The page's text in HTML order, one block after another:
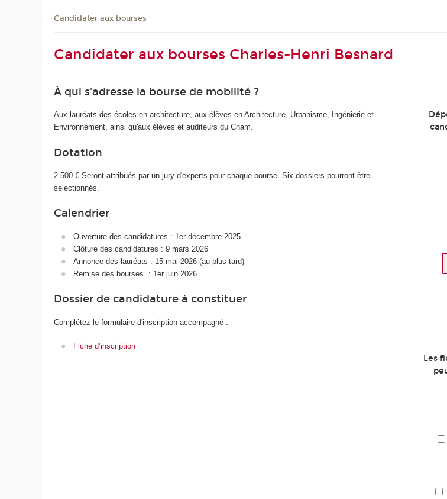
Candidater aux bourses
Candidater aux bourses Charles-Henri Besnard
À qui s'adresse la bourse de mobilité ?
Aux lauréats des écoles en architecture, aux élèves en Architecture, Urbanisme, Ingénierie et
Environnement, ainsi qu'aux élèves et auditeurs du Cnam.
Dotation
2 500 € Seront attribués par un jury d'experts pour chaque bourse. Six dossiers pourront être
sélectionnés.
Calendrier
Ouverture des candidatures : 1er décembre 2025
Clôture des candidatures : 9 mars 2026
Annonce des lauréats : 15 mai 2026 (au plus tard)
Remise des bourses : 1er juin 2026
Dossier de candidature à constituer
Complétez le formulaire d'inscription accompagné :
Fiche d’inscription
Les